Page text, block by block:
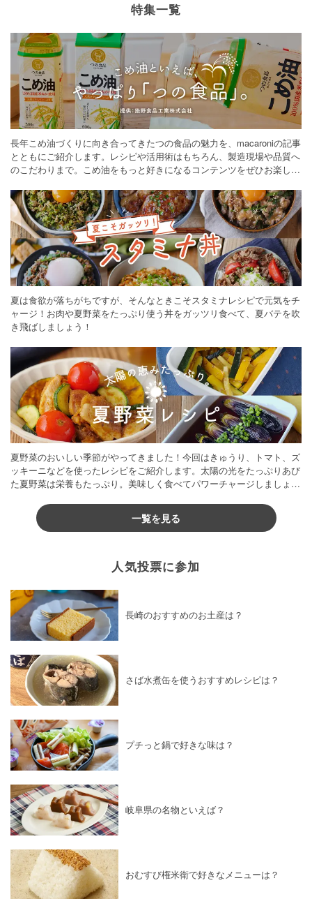
特集一覧
長年こめ油づくりに向き合ってきたつの食品の魅力を、macaroniの記事
とともにご紹介します。レシピや活用術はもちろん、製造現場や品質へ
のこだわりまで。こめ油をもっと好きになるコンテンツをぜひお楽しみ
夏は食欲が落ちがちですが、そんなときこそスタミナレシピで元気をチ
ャージ！お肉や夏野菜をたっぷり使う丼をガッツリ食べて、夏バテを吹
き飛ばしましょう！
夏野菜のおいしい季節がやってきました！今回はきゅうり、トマト、ズ
ッキーニなどを使ったレシピをご紹介します。太陽の光をたっぷりあび
た夏野菜は栄養もたっぷり。美味しく食べてパワーチャージしましょう
一覧を見る
人気投票に参加
長崎のおすすめのお土産は？
さば水煮缶を使うおすすめレシピは？
プチっと鍋で好きな味は？
岐阜県の名物といえば？
おむすび権米衛で好きなメニューは？